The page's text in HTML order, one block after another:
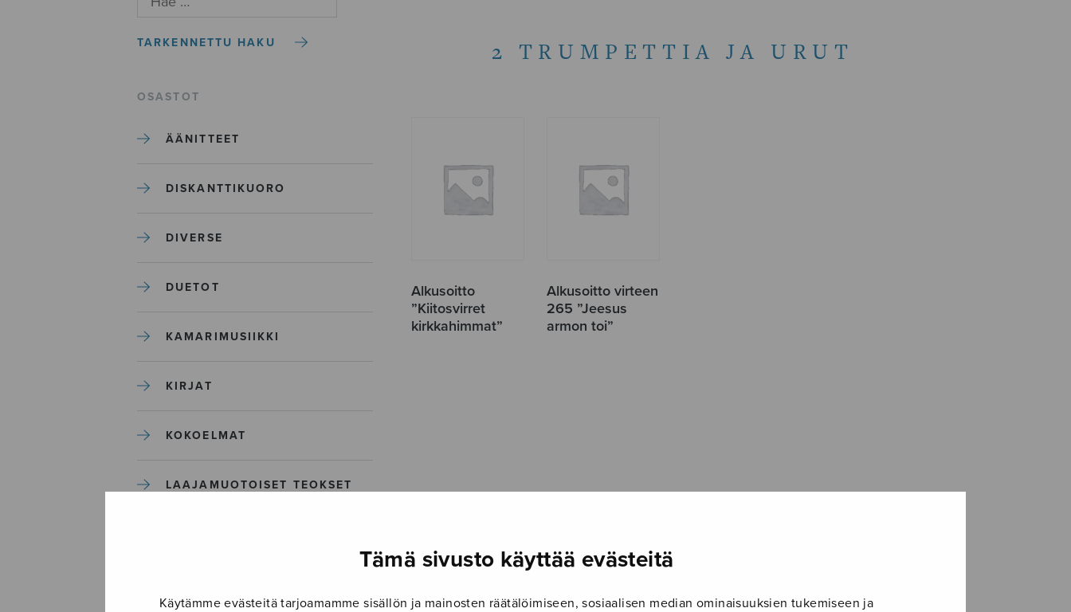
Tämä sivusto käyttää evästeitä
Käytämme evästeitä tarjoamamme sisällön ja mainosten räätälöimiseen, sosiaalisen median ominaisuuksien tukemiseen ja
TARKENNETTU HAKU
OSASTOT
ÄÄNITTEET
DISKANTTIKUORO
DIVERSE
DUETOT
KAMARIMUSIIKKI
KIRJAT
KOKOELMAT
LAAJAMUOTOISET TEOKSET
2 TRUMPETTIA JA URUT
Alkusoitto
”Kiitosvirret
kirkkahimmat”
Alkusoitto virteen
265 ”Jeesus
armon toi”